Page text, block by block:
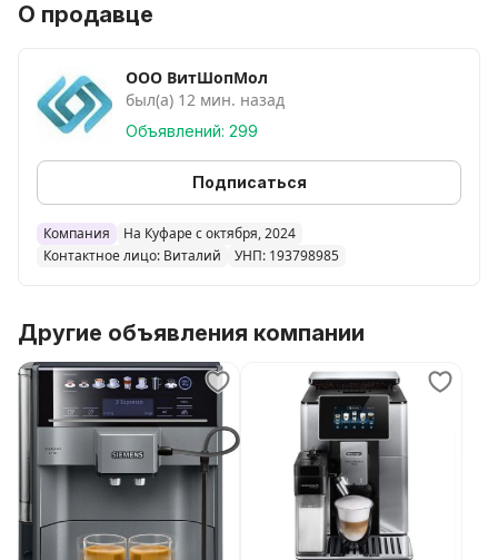
ДОСТАВКА:
По РБ - от 20 рублей
О продавце
ООО ВитШопМол
был(а) 12 мин. назад
Объявлений: 299
Подписаться
Компания
На Куфаре с октября, 2024
Контактное лицо: Виталий
УНП: 193798985
Другие объявления компании